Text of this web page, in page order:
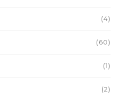
(4)
(60)
(1)
(2)